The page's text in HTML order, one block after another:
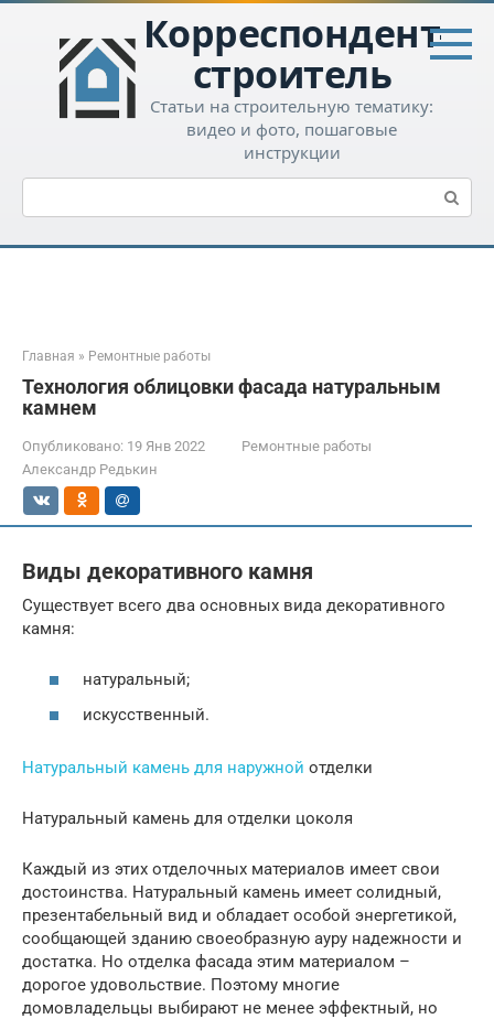
Перейти
контенту
Корреспондент-
строитель
Статьи на строительную тематику:
видео и фото, пошаговые
инструкции
Поиск:
Главная » Ремонтные работы
Технология облицовки фасада натуральным
камнем
Опубликовано: 19 Янв 2022
Ремонтные работы
Александр Редькин
Виды декоративного камня
Существует всего два основных вида декоративного
камня:
натуральный;
искусственный.
Натуральный камень для наружной отделки
Натуральный камень для отделки цоколя
Каждый из этих отделочных материалов имеет свои
достоинства. Натуральный камень имеет солидный,
презентабельный вид и обладает особой энергетикой,
сообщающей зданию своеобразную ауру надежности и
достатка. Но отделка фасада этим материалом –
дорогое удовольствие. Поэтому многие
домовладельцы выбирают не менее эффектный, но